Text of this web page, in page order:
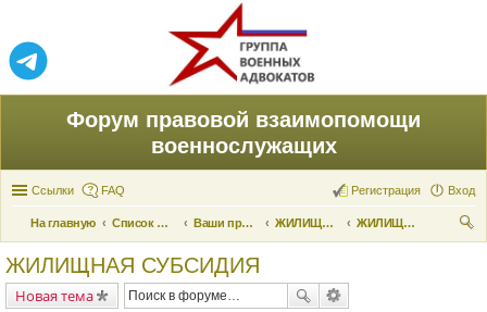
Форум правовой взаимопомощи
военнослужащих
Ссылки FAQ Вход
Регистрация
На главную Список форумов Ваши права и их реализация ЖИЛИЩНЫЕ ВОПРОСЫ
ЖИЛИЩНАЯ СУБСИДИЯ
ЖИЛИЩНАЯ СУБСИДИЯ
Новая тема